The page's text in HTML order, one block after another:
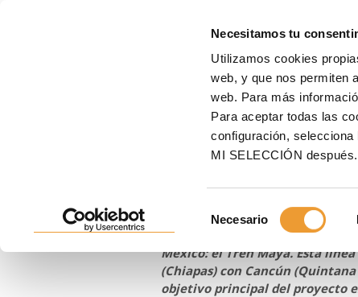
Necesitamos tu
Utilizamos cookies
web, y que nos permiten
web. Para más
Para aceptar todas las
configuración,
MI SELECCIÓN después.
de
Necesario
Soluciones de ingeniería en el primer tren
Soluciones
ferroviario
17/06/2025
ULMA ha participado en uno de
México: el Tren Maya. Esta
(Chiapas) con Cancún
objetivo principal del proyecto